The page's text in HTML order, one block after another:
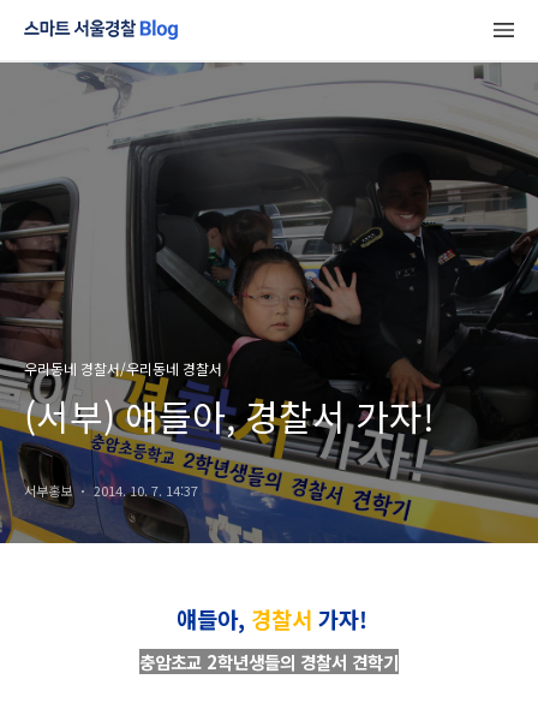
우리동네 경찰서/우리동네 경찰서
(서부) 얘들아, 경찰서 가자!
서부홍보 2014. 10. 7. 14:37
얘들아, 경찰서 가자!
충암초교 2학년생들의 경찰서 견학기